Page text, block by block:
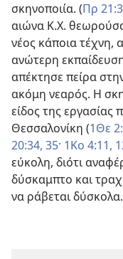
σκηνοποιία. (Πρ
αιώνα Κ.Χ.
νέος κάποια τέχνη,
ανώτερη
απέκτησε πείρα
ακόμη νεαρός. Η
είδος της εργασίας
Θεσσαλονίκη (1Θε
20:34, 35· 1Κο 4:11,
εύκολη, διότι
δύσκαμπτο και
να ράβεται δύσκολα.